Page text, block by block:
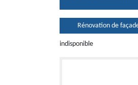
Rénovation de
indisponible